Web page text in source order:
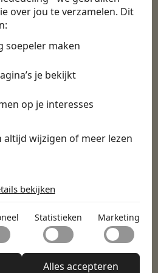
over jou te verzamelen. Dit
soepeler maken
je bekijkt
op je interesses
altijd wijzigen of meer lezen
een website bruikbaar te
zoals paginanavigatie en
van de website mogelijk te
kan de website niet naar
waarop de website zich
bekijken
Statistieken Marketing
Alles accepteren
ik op een hele
manier eigenlijk
baan gevonden. Met heel